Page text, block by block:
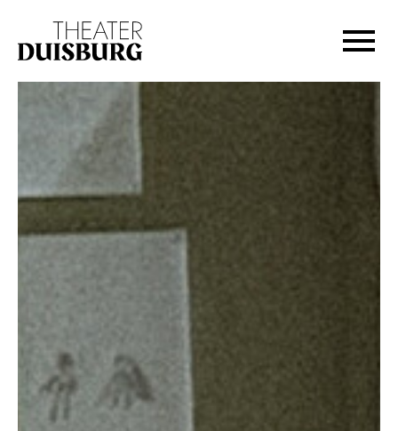
Zur Hauptnavigation springen
Zum Footer springen